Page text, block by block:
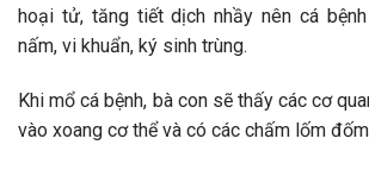
hoại tử, tăng tiết dịch nhầy nên cá
nấm, vi khuẩn, ký sinh trùng.
Khi mổ cá bệnh, bà con sẽ thấy các cơ
vào xoang cơ thể và có các chấm lốm